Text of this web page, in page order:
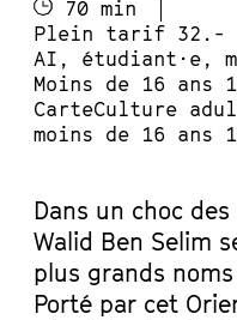
70 min
Plein tarif 32.- |
AI, étudiant·e,
Moins de 16 ans
CarteCulture
moins de 16 ans
Dans un choc
Walid Ben Selim
plus grands
Porté par cet